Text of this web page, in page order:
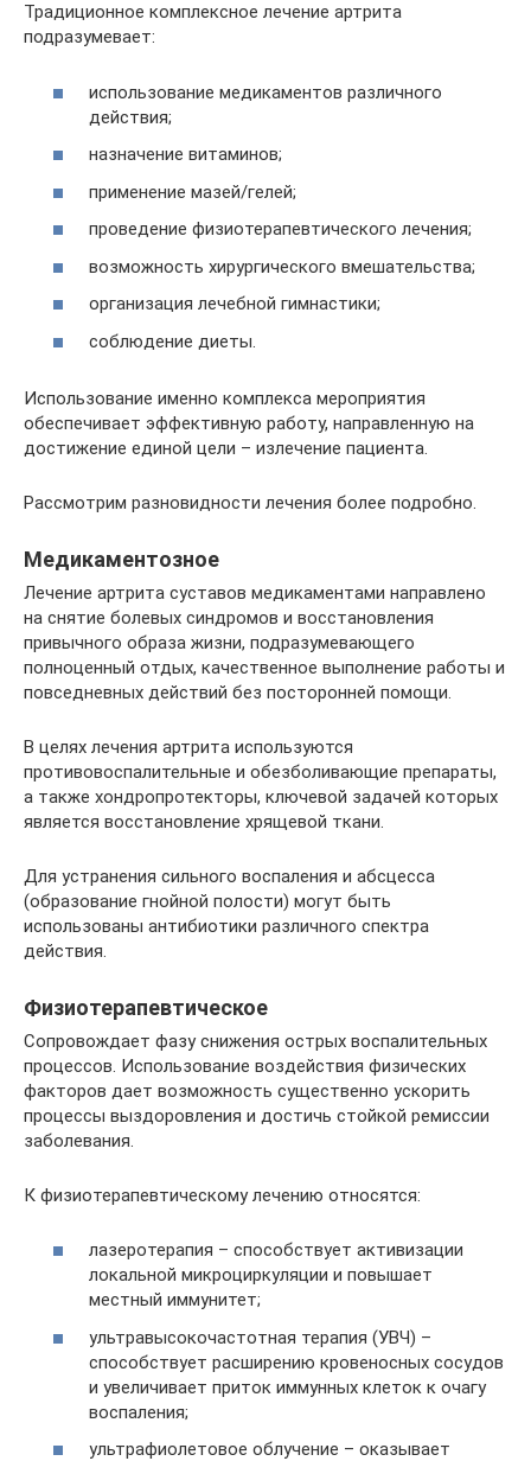
Традиционное комплексное лечение артрита
подразумевает:
использование медикаментов различного
действия;
назначение витаминов;
применение мазей/гелей;
проведение физиотерапевтического лечения;
возможность хирургического вмешательства;
организация лечебной гимнастики;
соблюдение диеты.
Использование именно комплекса мероприятия
обеспечивает эффективную работу, направленную на
достижение единой цели – излечение пациента.
Рассмотрим разновидности лечения более подробно.
Медикаментозное
Лечение артрита суставов медикаментами направлено
на снятие болевых синдромов и восстановления
привычного образа жизни, подразумевающего
полноценный отдых, качественное выполнение работы и
повседневных действий без посторонней помощи.
В целях лечения артрита используются
противовоспалительные и обезболивающие препараты,
а также хондропротекторы, ключевой задачей которых
является восстановление хрящевой ткани.
Для устранения сильного воспаления и абсцесса
(образование гнойной полости) могут быть
использованы антибиотики различного спектра
действия.
Физиотерапевтическое
Сопровождает фазу снижения острых воспалительных
процессов. Использование воздействия физических
факторов дает возможность существенно ускорить
процессы выздоровления и достичь стойкой ремиссии
заболевания.
К физиотерапевтическому лечению относятся:
лазеротерапия – способствует активизации
локальной микроциркуляции и повышает
местный иммунитет;
ультравысокочастотная терапия (УВЧ) –
способствует расширению кровеносных сосудов
и увеличивает приток иммунных клеток к очагу
воспаления;
ультрафиолетовое облучение – оказывает